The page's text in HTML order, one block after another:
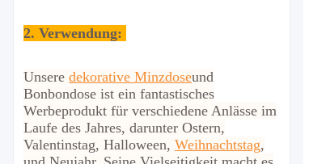
2. Verwendung:
Unsere dekorative Minzdoseund
Bonbondose ist ein fantastisches
Werbeprodukt für verschiedene Anlässe im
Laufe des Jahres, darunter Ostern,
Valentinstag, Halloween, Weihnachtstag,